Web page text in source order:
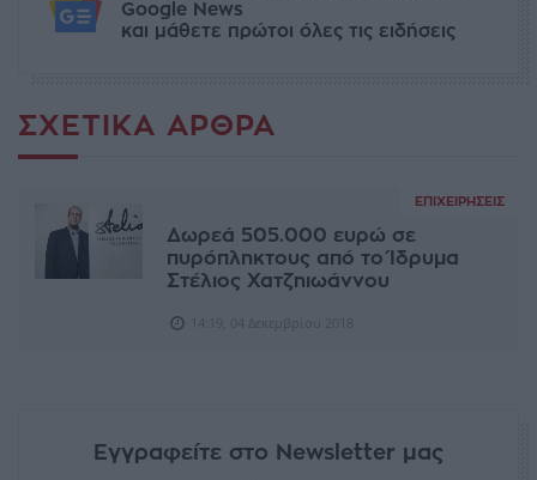
Google News
και μάθετε πρώτοι όλες τις ειδήσεις
ΣΧΕΤΙΚΆ ΆΡΘΡΑ
ΕΠΙΧΕΙΡΉΣΕΙΣ
Δωρεά 505.000 ευρώ σε
πυρόπληκτους από το Ίδρυμα
Στέλιος Χατζηιωάννου
Εγγραφείτε στο Newsletter μας